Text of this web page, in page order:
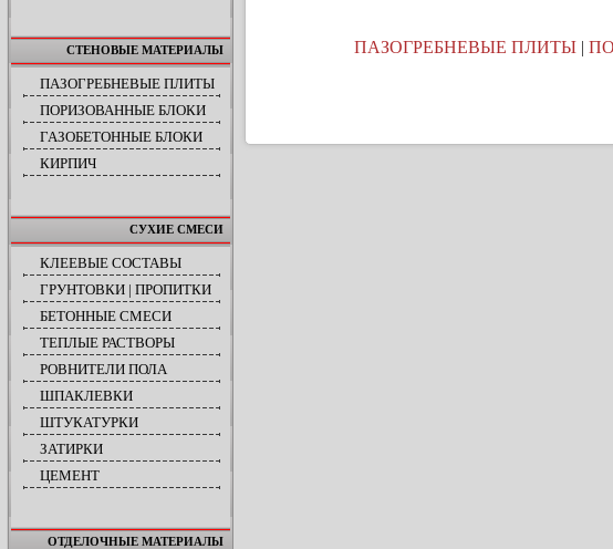
СТЕНОВЫЕ МАТЕРИАЛЫ
ПАЗОГРЕБНЕВЫЕ ПЛИТЫ
ПОРИЗОВАННЫЕ БЛОКИ
ГАЗОБЕТОННЫЕ БЛОКИ
КИРПИЧ
СУХИЕ СМЕСИ
КЛЕЕВЫЕ СОСТАВЫ
ГРУНТОВКИ | ПРОПИТКИ
БЕТОННЫЕ СМЕСИ
ТЕПЛЫЕ РАСТВОРЫ
РОВНИТЕЛИ ПОЛА
ШПАКЛЕВКИ
ШТУКАТУРКИ
ЗАТИРКИ
ЦЕМЕНТ
ОТДЕЛОЧНЫЕ МАТЕРИАЛЫ
ПАЗОГРЕБНЕВЫЕ ПЛИТЫ|